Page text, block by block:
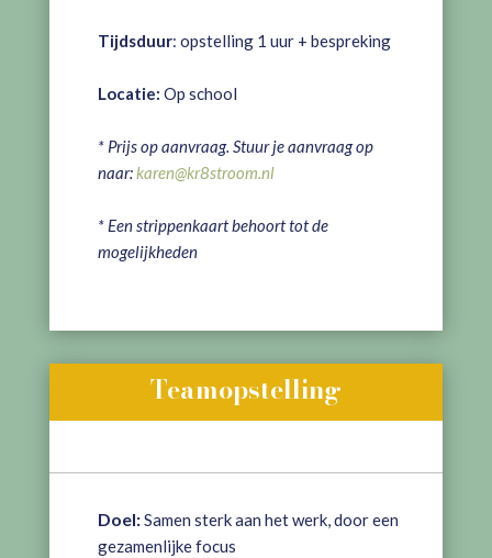
Tijdsduur: opstelling 1 uur + bespreking
Locatie: Op school
* Prijs op aanvraag. Stuur je aanvraag op
naar:karen@kr8stroom.nl
* Een strippenkaart behoort tot de
mogelijkheden
Teamopstelling
Doel:Samen sterk aan het werk, door een
gezamenlijke focus